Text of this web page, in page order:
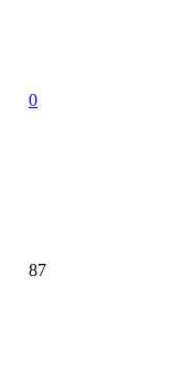
0
87